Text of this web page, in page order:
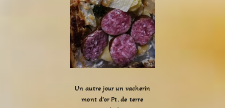
Un autre jour un vacherin
mont d’or Pt. de terre